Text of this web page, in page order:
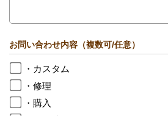
お問い合わせ内容（複数可/任意）
・カスタム
・修理
・購入